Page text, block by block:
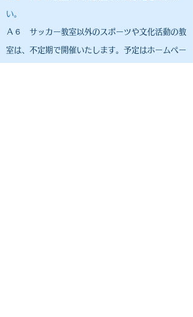
い。
Ａ６​ サッカー教室以外のスポーツや文化活動の教
室は、不定期で開催いたします。予定はホームペー